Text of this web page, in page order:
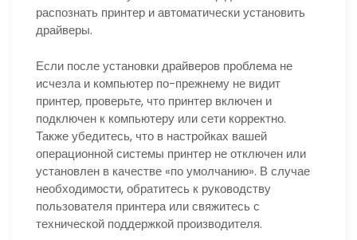
распознать принтер и автоматически установить
драйверы.
Если после установки драйверов проблема не
исчезла и компьютер по-прежнему не видит
принтер, проверьте, что принтер включен и
подключен к компьютеру или сети корректно.
Также убедитесь, что в настройках вашей
операционной системы принтер не отключен или
установлен в качестве «по умолчанию». В случае
необходимости, обратитесь к руководству
пользователя принтера или свяжитесь с
технической поддержкой производителя.